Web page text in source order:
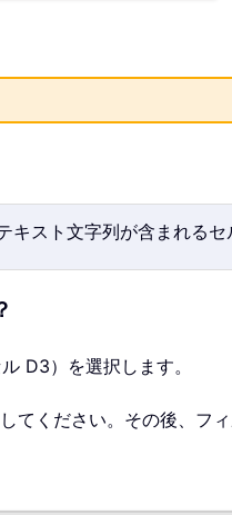
キスト文字列が含まれるセ
D3）を選択します。
てください。その後、フ